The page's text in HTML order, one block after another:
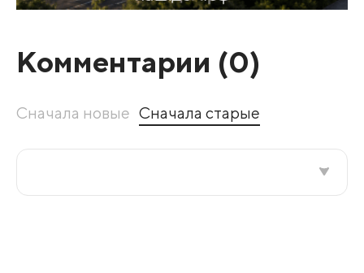
Комментарии (0)
Сначала новые Сначала старые